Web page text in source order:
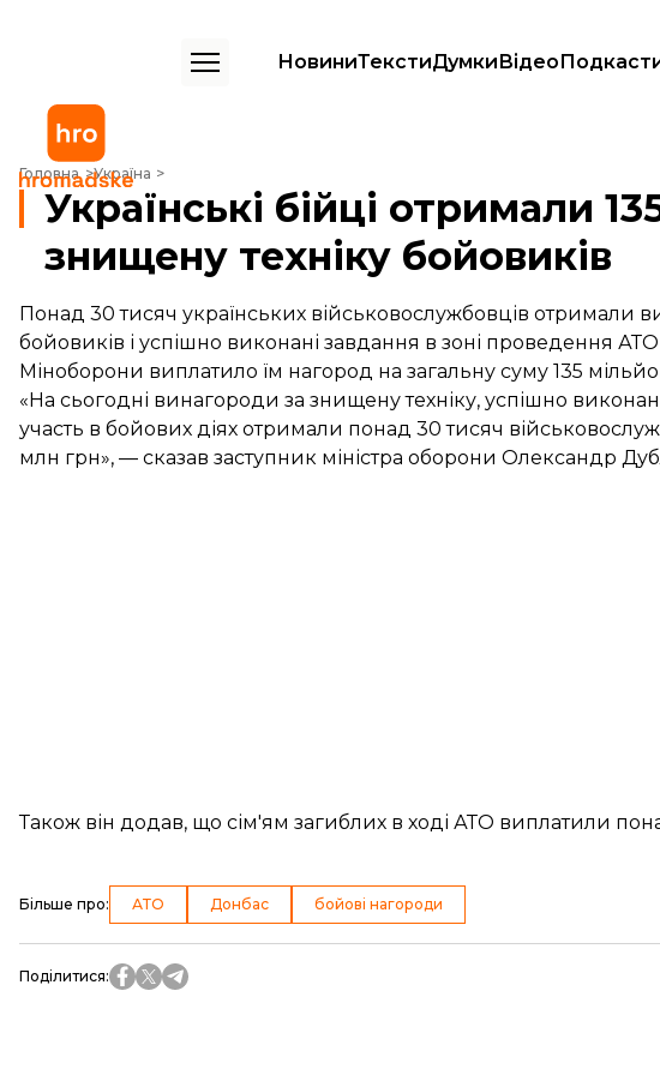
НовиниТекстиДумкиВідео
Головна Україна
Українські бійці отримали 135 млн гривень за знищену техніку бойовиків
Українські бійці отримали
знищену техніку бойовиків
Понад 30 тисяч українських військовослужбовців отримали
бойовиків і успішно виконані завдання в зоні проведення
Міноборони виплатило їм нагород на загальну суму 135
«На сьогодні винагороди за знищену техніку, успішно
участь в бойових діях отримали понад 30 тисяч
млн грн», — сказав заступник міністра оборони Олександр
Також він додав, що сім'ям загиблих в ході АТО виплатили
Більше про: АТО Донбас бойові нагороди
Поділитися: